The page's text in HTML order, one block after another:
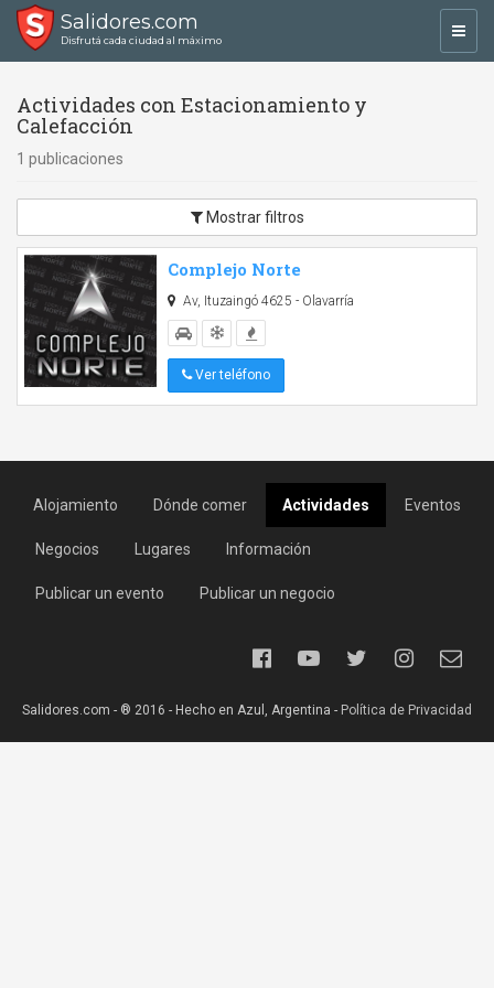
Salidores.com
Disfrutá cada ciudad al máximo
Actividades con Estacionamiento y
Calefacción
1 publicaciones
Mostrar filtros
Complejo Norte
Av, Ituzaingó 4625 - Olavarría
Ver teléfono
Alojamiento Dónde comer Actividades Eventos
Negocios Lugares Información
Publicar un evento Publicar un negocio
Salidores.com - ® 2016 - Hecho en Azul, Argentina - Política de Privacidad